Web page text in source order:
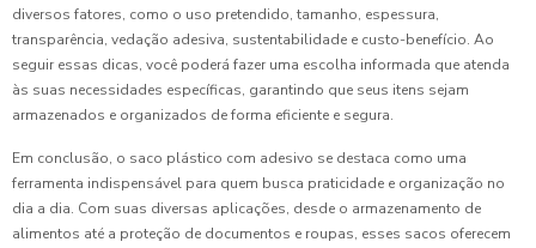
diversos fatores, como o uso pretendido, tamanho, espessura,
transparência, vedação adesiva, sustentabilidade e custo-benefício. Ao
seguir essas dicas, você poderá fazer uma escolha informada que atenda
às suas necessidades específicas, garantindo que seus itens sejam
armazenados e organizados de forma eficiente e segura.
Em conclusão, o saco plástico com adesivo se destaca como uma
ferramenta indispensável para quem busca praticidade e organização no
dia a dia. Com suas diversas aplicações, desde o armazenamento de
alimentos até a proteção de documentos e roupas, esses sacos oferecem